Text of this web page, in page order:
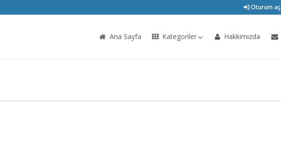
Oturum aç
Ana Sayfa Kategoriler Hakkımızda